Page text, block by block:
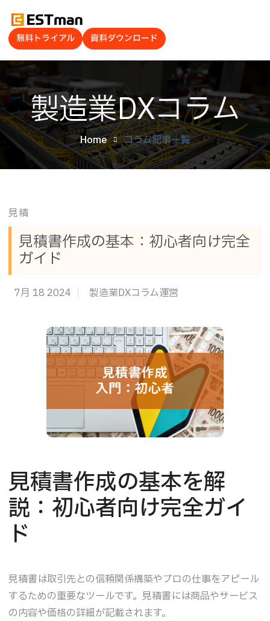
無料トライアル 資料ダウンロード
製造業DXコラム
Home コラム記事一覧
見積
見積書作成の基本：初心者向け完全
ガイド
7月 18 2024 製造業DXコラム運営
見積書作成の基本を解
説：初心者向け完全ガイ
ド
見積書は取引先との信頼関係構築やプロの仕事をアピール
するための重要なツールです。見積書には商品やサービス
の内容や価格の詳細が記載されます。